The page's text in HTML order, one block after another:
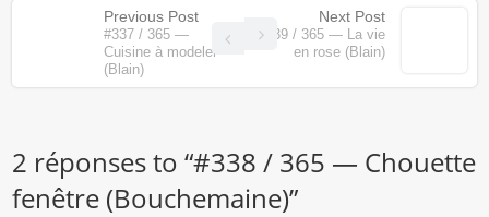
Previous Post
#337 / 365 —
Cuisine à modeler
(Blain)
Next Post
#339 / 365 — La vie
en rose (Blain)
2 réponses to “#338 / 365 — Chouette
fenêtre (Bouchemaine)”